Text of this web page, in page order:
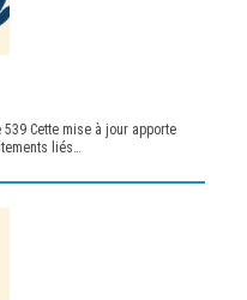
Cette mise à jour apporte
liés…